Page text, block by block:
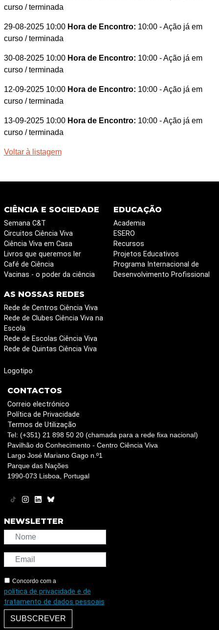
curso / terminada
29-08-2025 10:00 Hora de Encontro: 10:00 - Ação já em
curso / terminada
30-08-2025 10:00 Hora de Encontro: 10:00 - Ação já em
curso / terminada
12-09-2025 10:00 Hora de Encontro: 10:00 - Ação já em
curso / terminada
13-09-2025 10:00 Hora de Encontro: 10:00 - Ação já em
curso / terminada
Voltar à listagem
CIÊNCIA E SOCIEDADE
Semana C&T
Circuitos Ciência Viva
Ciência Viva em Casa
Livros que queremos ler
Café de Ciência
Vacinas - o poder da ciência
EDUCAÇÃO
Academia
ESERO
Recursos
Projetos Educativos
Programa Internacional de
Desenvolvimento Profissional
AS NOSSAS REDES
Rede de Centros Ciência Viva
Rede de Clubes Ciência Viva na
Escola
Rede de Escolas Ciência Viva
Rede de Quintas Ciência Viva
Logotipo
CONTACTOS
Correio electrónico
Política de Privacidade
Termos de Utilização
Tel: (+351) 21 898 50 20 (chamada para a rede fixa nacional)
Pavilhão do Conhecimento - Centro Ciência Viva
Largo José Mariano Gago n.º1
Parque das Nações
1990-073 Lisboa, Portugal
NEWSLETTER
Concordo com a
política de privacidade e de
tratamento de dados pessoais
SUBSCREVER